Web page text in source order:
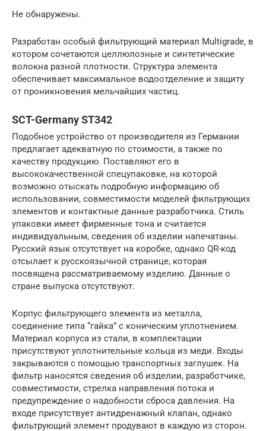
Не обнаружены.
Разработан особый фильтрующий материал Multigrade, в
котором сочетаются целлюлозные и синтетические
волокна разной плотности. Структура элемента
обеспечивает максимальное водоотделение и защиту
от проникновения мельчайших частиц.
SCT-Germany ST342
Подобное устройство от производителя из Германии
предлагает адекватную по стоимости, а также по
качеству продукцию. Поставляют его в
высококачественной спецупаковке, на которой
возможно отыскать подробную информацию об
использовании, совместимости моделей фильтрующих
элементов и контактные данные разработчика. Стиль
упаковки имеет фирменные тона и считается
индивидуальным, сведения об изделии напечатаны.
Русский язык отсутствует на коробке, однако QR-код
отсылает к русскоязычной странице, которая
посвящена рассматриваемому изделию. Данные о
стране выпуска отсутствуют.
Корпус фильтрующего элемента из металла,
соединение типа “гайка” с коническим уплотнением.
Материал корпуса из стали, в комплектации
присутствуют уплотнительные кольца из меди. Входы
закрываются с помощью транспортных заглушек. На
фильтр наносятся сведения об изделии, разработчике,
совместимости, стрелка направления потока и
предупреждение о надобности сброса давления. На
входе присутствует антидренажный клапан, однако
фильтрующий элемент продувают в каждую из сторон.